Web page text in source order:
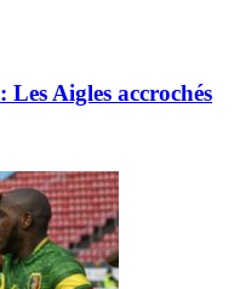
Aigles accrochés